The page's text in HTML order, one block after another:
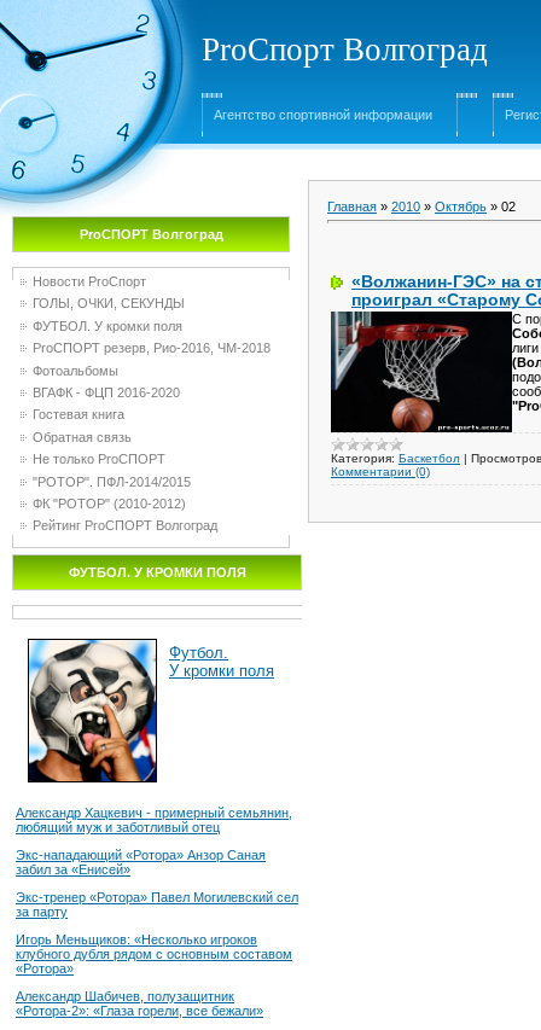
ProСпорт Волгоград
Агентство спортивной информации
ProСПОРТ Волгоград
Новости ProСпорт
ГОЛЫ, ОЧКИ, СЕКУНДЫ
ФУТБОЛ. У кромки поля
ProСПОРТ резерв, Рио-2016, ЧМ-2018
Фотоальбомы
ВГАФК - ФЦП 2016-2020
Гостевая книга
Обратная связь
Не только ProСПОРТ
"РОТОР". ПФЛ-2014/2015
ФК "РОТОР" (2010-2012)
Рейтинг ProСПОРТ Волгоград
ФУТБОЛ. У КРОМКИ ПОЛЯ
Футбол.
У кромки поля
Александр Хацкевич - примерный семьянин,
любящий муж и заботливый отец
Экс-нападающий «Ротора» Анзор Саная
забил за «Енисей»
Экс-тренер «Ротора» Павел Могилевский сел
за парту
Игорь Меньщиков: «Несколько игроков
клубного дубля рядом с основным составом
«Ротора»
Александр Шабичев, полузащитник
«Ротора-2»: «Глаза горели, все бежали»
Главная » 2010 » Октябрь » 02
«Волжанин-ГЭС» на
проиграл «Старому
С
Категория: Баскетбол |
Комментарии (0)